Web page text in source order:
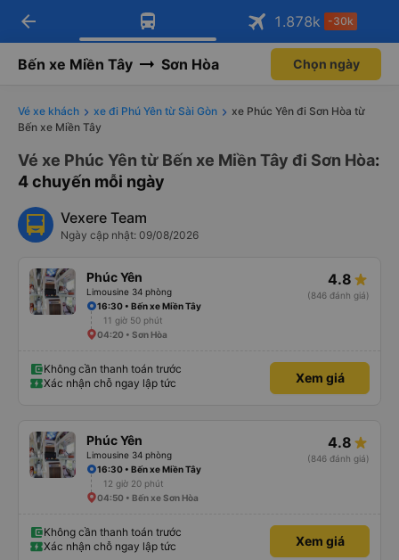
Tải app Vexere ngay!
Nhận ưu đãi thành viên độc
Mở app
Tải app Vexere
-30k/ghế khi đặt vé máy bay qua
Mở app
arrow_back 1.878k -30k
Bến xe Miền Tây Sơn Hòa Chọn ngày
Vé xe khách xe đi Phú Yên từ Sài Gòn
xe Phúc Yên đi Sơn Hòa từ
Bến xe Miền Tây
Vé xe Phúc Yên từ Bến xe Miền Tây đi Sơn Hòa:
4 chuyến mỗi ngày
Vexere Team
Ngày cập nhật: 09/08/2026
Phúc Yên
Limousine 34 phòng
4.8
(846 đánh giá)
16:30 • Bến xe Miền Tây
11 giờ 50 phút
04:20 • Sơn Hòa
Không cần thanh toán trước
Xác nhận chỗ ngay lập tức
Xem giá
Phúc Yên
Limousine 34 phòng
4.8
(846 đánh giá)
16:30 • Bến xe Miền Tây
12 giờ 20 phút
04:50 • Bến xe Sơn Hòa
Không cần thanh toán trước
Xác nhận chỗ ngay lập tức
Xem giá